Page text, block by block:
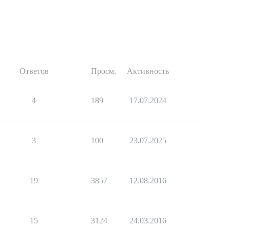
Ответов Просм. Активность
4 189 17.07.2024
3 100 23.07.2025
19 3857 12.08.2016
15 3124 24.03.2016